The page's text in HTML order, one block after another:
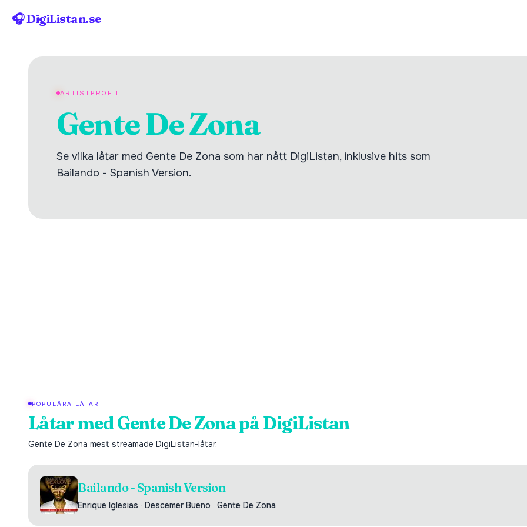
🎧 DigiListan.se
ARTISTPROFIL
Gente De Zona
Se vilka låtar med Gente De Zona som har nått DigiListan, inklusive hits som
Bailando - Spanish Version.
POPULÄRA LÅTAR
Låtar medGente De Zonapå DigiListan
Gente De Zona mest streamade DigiListan-låtar.
Bailando - Spanish Version
Enrique Iglesias · Descemer Bueno · Gente De Zona